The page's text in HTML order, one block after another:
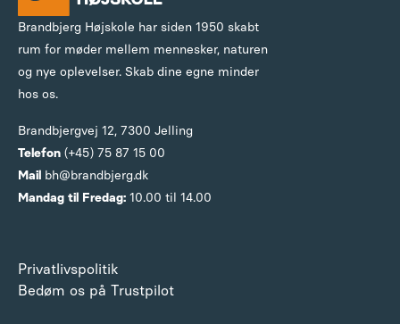
Brandbjerg Højskole har siden 1950 skabt
rum for møder mellem mennesker, naturen
og nye oplevelser. Skab dine egne minder
hos os.
Brandbjergvej 12, 7300 Jelling
Telefon (+45) 75 87 15 00
Mail bh@brandbjerg.dk
Mandag til Fredag: 10.00 til 14.00
Privatlivspolitik
Bedøm os på Trustpilot